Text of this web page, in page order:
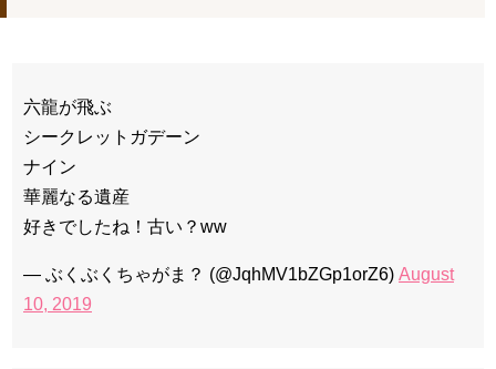
六龍が飛ぶ
シークレットガデーン
ナイン
華麗なる遺産
好きでしたね！古い？ww
— ぶくぶくちゃがま？ (@JqhMV1bZGp1orZ6) August
10, 2019